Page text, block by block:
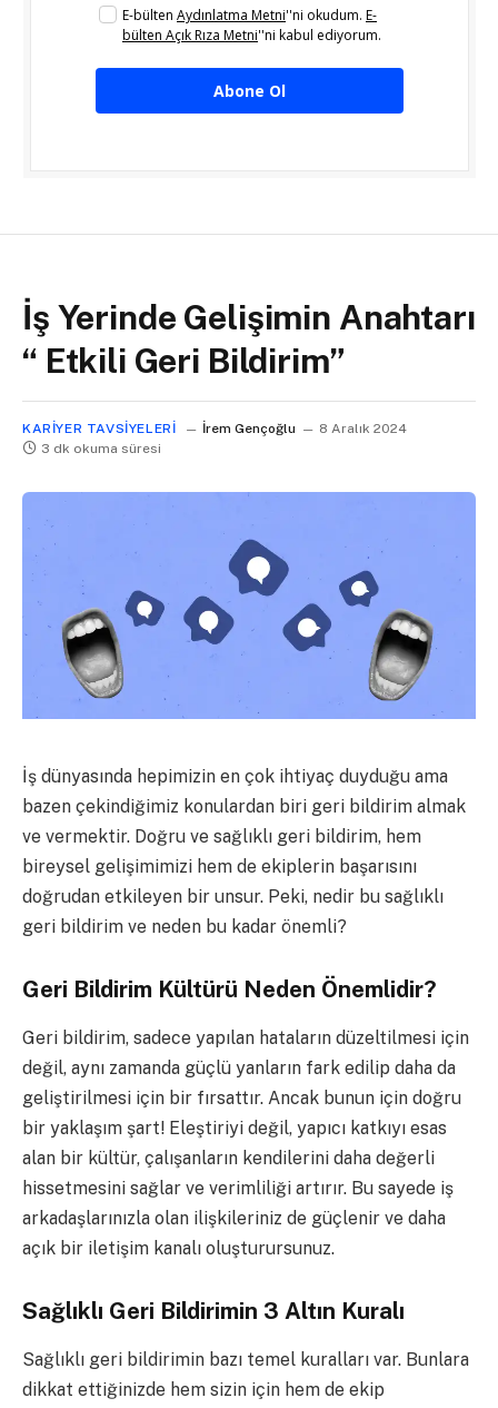
E-bülten Aydınlatma Metni''ni okudum. E-
bülten Açık Rıza Metni''ni kabul ediyorum.
Abone Ol
İş Yerinde Gelişimin Anahtarı
“ Etkili Geri Bildirim”
KARIYER TAVSIYELERI İrem Gençoğlu
8 Aralık 2024
3 dk okuma süresi
İş dünyasında hepimizin en çok ihtiyaç duyduğu ama
bazen çekindiğimiz konulardan biri geri bildirim almak
ve vermektir. Doğru ve sağlıklı geri bildirim, hem
bireysel gelişimimizi hem de ekiplerin başarısını
doğrudan etkileyen bir unsur. Peki, nedir bu sağlıklı
geri bildirim ve neden bu kadar önemli?
Geri Bildirim Kültürü Neden Önemlidir?
Geri bildirim, sadece yapılan hataların düzeltilmesi için
değil, aynı zamanda güçlü yanların fark edilip daha da
geliştirilmesi için bir fırsattır. Ancak bunun için doğru
bir yaklaşım şart! Eleştiriyi değil, yapıcı katkıyı esas
alan bir kültür, çalışanların kendilerini daha değerli
hissetmesini sağlar ve verimliliği artırır. Bu sayede iş
arkadaşlarınızla olan ilişkileriniz de güçlenir ve daha
açık bir iletişim kanalı oluşturursunuz.
Sağlıklı Geri Bildirimin 3 Altın Kuralı
Sağlıklı geri bildirimin bazı temel kuralları var. Bunlara
dikkat ettiğinizde hem sizin için hem de ekip